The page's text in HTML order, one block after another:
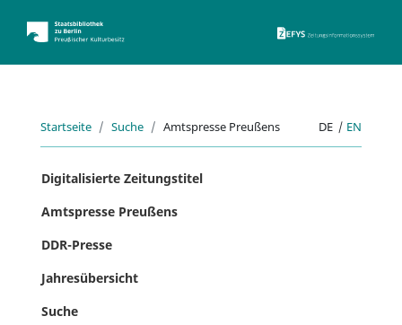
Startseite Suche Amtspresse Preußens DE | EN
Digitalisierte Zeitungstitel
Amtspresse Preußens
DDR-Presse
Jahresübersicht
Suche